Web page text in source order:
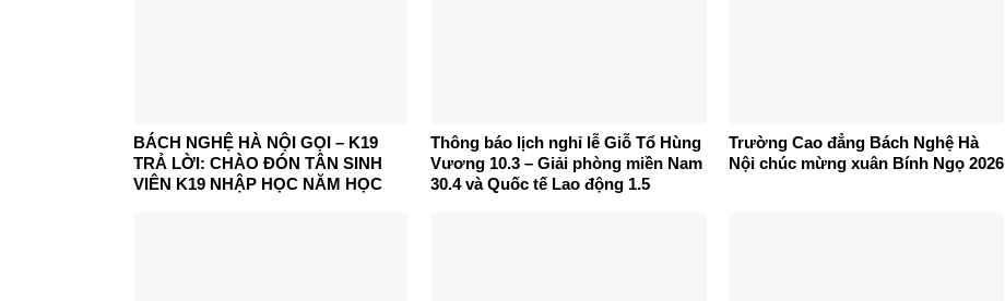
BÁCH NGHỆ HÀ NỘI GỌI – K19
TRẢ LỜI: CHÀO ĐÓN TÂN SINH
VIÊN K19 NHẬP HỌC NĂM HỌC
Thông báo lịch nghỉ lễ Giỗ Tổ Hùng
Vương 10.3 – Giải phòng miền Nam
30.4 và Quốc tế Lao động 1.5
Trường Cao đẳng Bách Nghệ Hà
Nội chúc mừng xuân Bính Ngọ 2026